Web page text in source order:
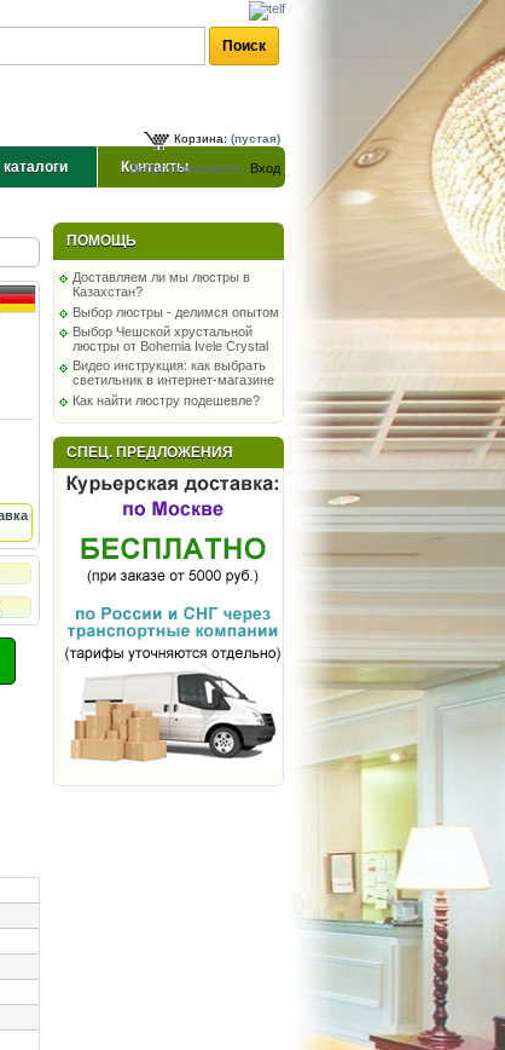
Корзина: (пустая)
Добро пожаловать, Вход
Контакты
ПОМОЩЬ
Доставляем ли мы люстры в
Казахстан?
Выбор люстры - делимся опытом
Выбор Чешской хрустальной
люстры от Bohemia Ivele Crystal
Видео инструкция: как выбрать
светильник в интернет-магазине
Как найти люстру подешевле?
СПЕЦ. ПРЕДЛОЖЕНИЯ